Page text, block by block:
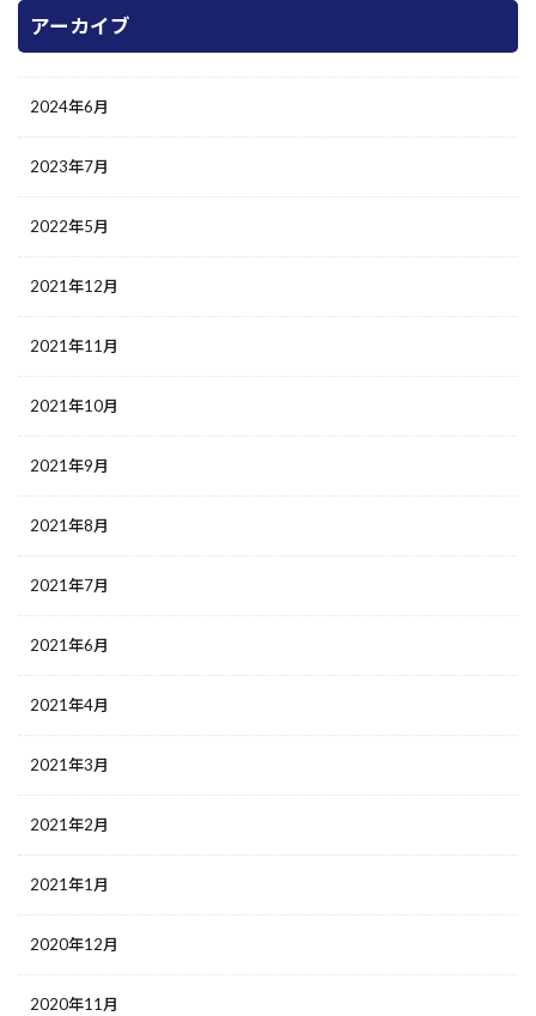
アーカイブ
2024年6月
2023年7月
2022年5月
2021年12月
2021年11月
2021年10月
2021年9月
2021年8月
2021年7月
2021年6月
2021年4月
2021年3月
2021年2月
2021年1月
2020年12月
2020年11月